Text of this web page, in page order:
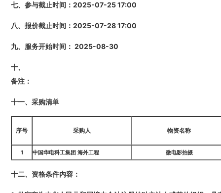
七、参与截止时间： 2025-07-25 17:00
八、报价截止时间： 2025-07-28 17:00
九、服务开始时间： 2025-08-30
十、
备注：
十一、采购清单
序号 采购人 物资名称
1 中国华电科工集团 海外工程 微电影拍摄
十二、资格条件内容：